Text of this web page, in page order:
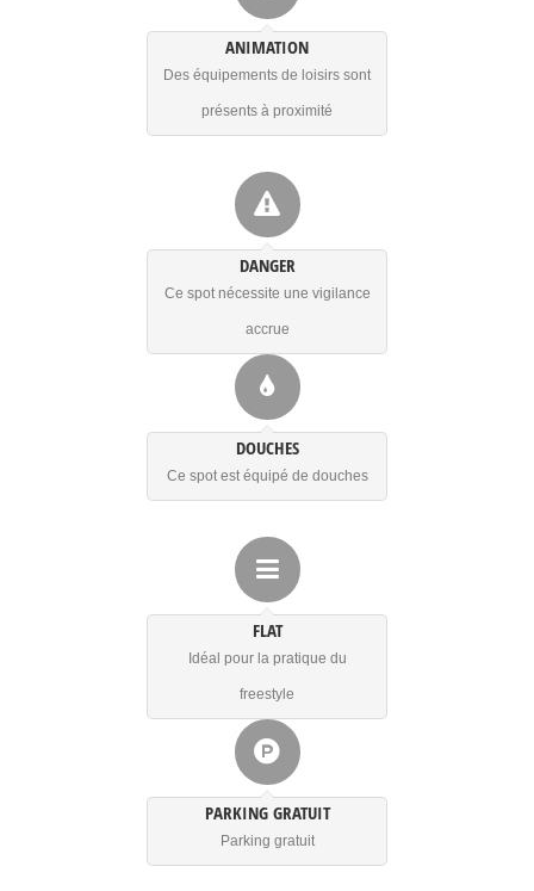
ANIMATION
Des équipements de loisirs sont
présents à proximité
DANGER
Ce spot nécessite une vigilance
accrue
DOUCHES
Ce spot est équipé de douches
FLAT
Idéal pour la pratique du
freestyle
PARKING GRATUIT
Parking gratuit